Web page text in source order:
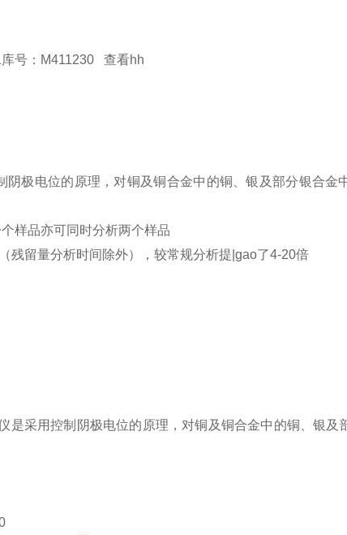
号：M411230 查看hh
电位的原理，对铜及铜合金中的铜、银及部分银合金
样品亦可同时分析两个样品
残留量分析时间除外），较常规分析提|gao了4-20倍
是采用控制阴极电位的原理，对铜及铜合金中的铜、银及